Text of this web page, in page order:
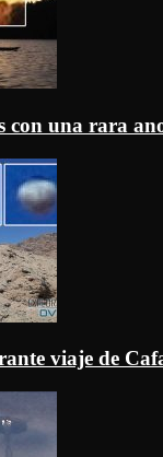
con una rara
viaje de